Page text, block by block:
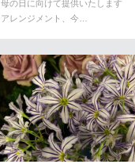
母の日に向けて提供いたします
アレンジメント、今…